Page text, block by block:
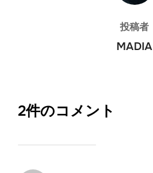
投稿者
MADIA
2件のコメント